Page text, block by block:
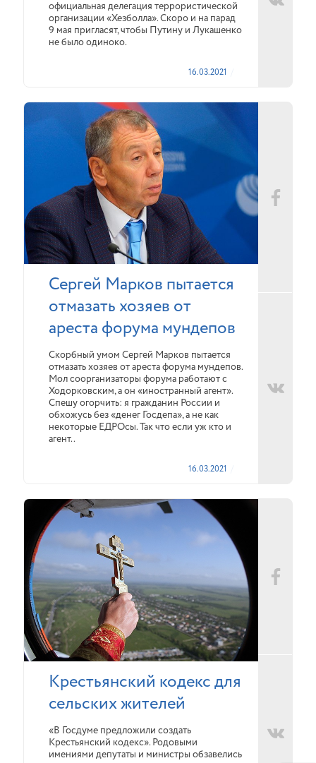
официальная делегация террористической
организации «Хезболла». Скоро и на парад
9 мая пригласят, чтобы Путину и Лукашенко
не было одиноко.
16.03.2021
Сергей Марков пытается
отмазать хозяев от
ареста форума мундепов
Скорбный умом Сергей Марков пытается
отмазать хозяев от ареста форума мундепов.
Мол соорганизаторы форума работают с
Ходорковским, а он «иностранный агент».
Спешу огорчить: я гражданин России и
обхожусь без «денег Госдепа», а не как
некоторые ЕДРОсы. Так что если уж кто и
агент..
16.03.2021
Крестьянский кодекс для
сельских жителей
«В Госдуме предложили создать
Крестьянский кодекс». Родовыми
имениями депутаты и министры обзавелись